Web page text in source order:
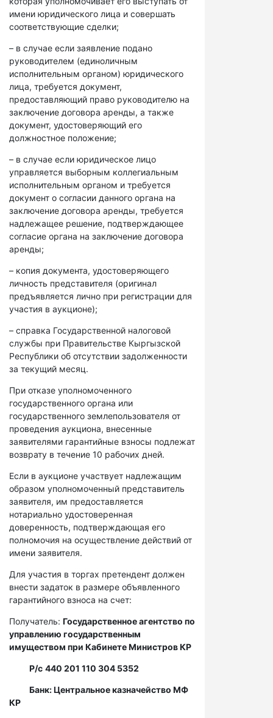
имени юридического лица и совершать
соответствующие сделки;
– в случае если заявление подано
руководителем (единоличным
исполнительным органом) юридического
лица, требуется документ,
предоставляющий право руководителю на
заключение договора аренды, а также
документ, удостоверяющий его
должностное положение;
– в случае если юридическое лицо
управляется выборным коллегиальным
исполнительным органом и требуется
документ о согласии данного органа на
заключение договора аренды, требуется
надлежащее решение, подтверждающее
согласие органа на заключение договора
аренды;
– копия документа, удостоверяющего
личность представителя (оригинал
предъявляется лично при регистрации для
участия в аукционе);
– справка Государственной налоговой
службы при Правительстве Кыргызской
Республики об отсутствии задолженности
за текущий месяц.
При отказе уполномоченного
государственного органа или
государственного землепользователя от
проведения аукциона, внесенные
заявителями гарантийные взносы подлежат
возврату в течение 10 рабочих дней.
Если в аукционе участвует надлежащим
образом уполномоченный представитель
заявителя, им предоставляется
нотариально удостоверенная
доверенность, подтверждающая его
полномочия на осуществление действий от
имени заявителя.
Для участия в торгах претендент должен
внести задаток в размере объявленного
гарантийного взноса на счет:
Получатель: Государственное агентство по
управлению государственным
имуществом при Кабинете Министров КР
Р/с 440 201 110 304 5352
Банк: Центральное казначейство МФ
КР